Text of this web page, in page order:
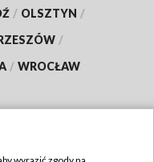
/ OLSZTYN /
/
/ WROCŁAW